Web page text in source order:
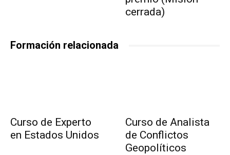
cerrada)
Formación relacionada
Curso de Experto
en Estados Unidos
Curso de Analista
de Conflictos
Geopolíticos